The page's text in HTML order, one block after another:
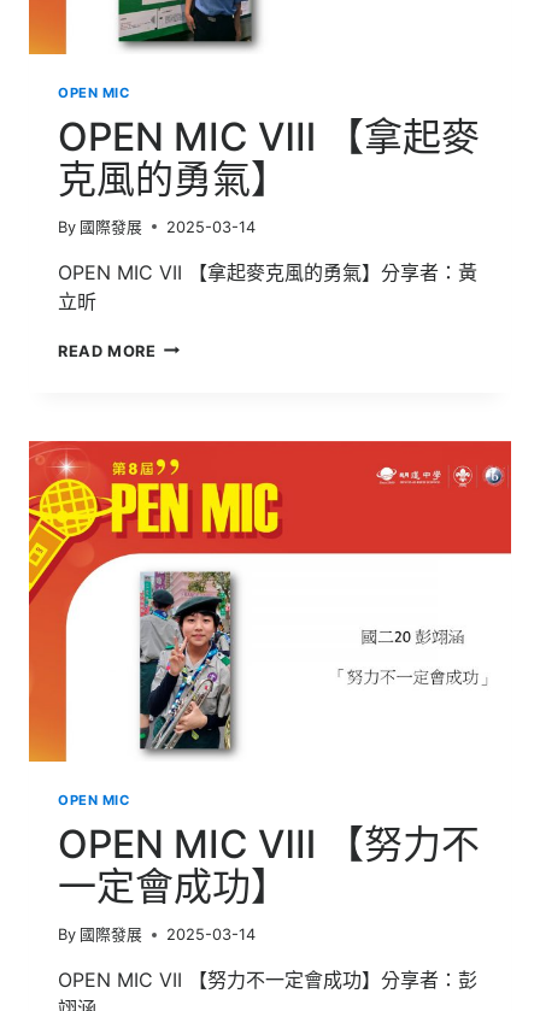
OPEN MIC
OPEN MIC Ⅷ 【拿起麥
克風的勇氣】
By 國際發展 2025-03-14
OPEN MIC VII 【拿起麥克風的勇氣】分享者：黃
立昕
READ MORE OPEN
麥
克
風
的
勇
氣】
OPEN MIC
OPEN MIC Ⅷ 【努力不
一定會成功】
By 國際發展 2025-03-14
OPEN MIC VII 【努力不一定會成功】分享者：彭